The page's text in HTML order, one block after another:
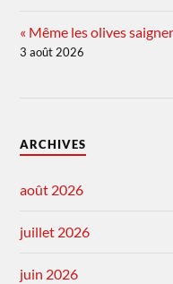
« Même les olives
3 août 2026
ARCHIVES
août 2026
juillet 2026
juin 2026